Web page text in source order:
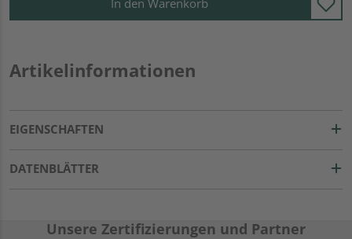
In den Warenkorb
Artikelinformationen
EIGENSCHAFTEN
DATENBLÄTTER
Unsere Zertifizierungen und Partner